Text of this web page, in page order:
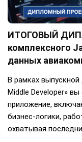
ИТОГОВЫЙ
комплексного
данных
В рамках
Middle Developer»
приложение,
бизнес-логики,
охватывая